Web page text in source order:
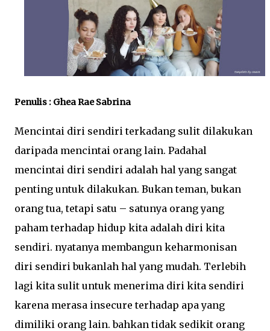
Penulis : Ghea Rae Sabrina
Mencintai diri sendiri terkadang sulit dilakukan
daripada mencintai orang lain. Padahal
mencintai diri sendiri adalah hal yang sangat
penting untuk dilakukan. Bukan teman, bukan
orang tua, tetapi satu – satunya orang yang
paham terhadap hidup kita adalah diri kita
sendiri. nyatanya membangun keharmonisan
diri sendiri bukanlah hal yang mudah. Terlebih
lagi kita sulit untuk menerima diri kita sendiri
karena merasa insecure terhadap apa yang
dimiliki orang lain. bahkan tidak sedikit orang